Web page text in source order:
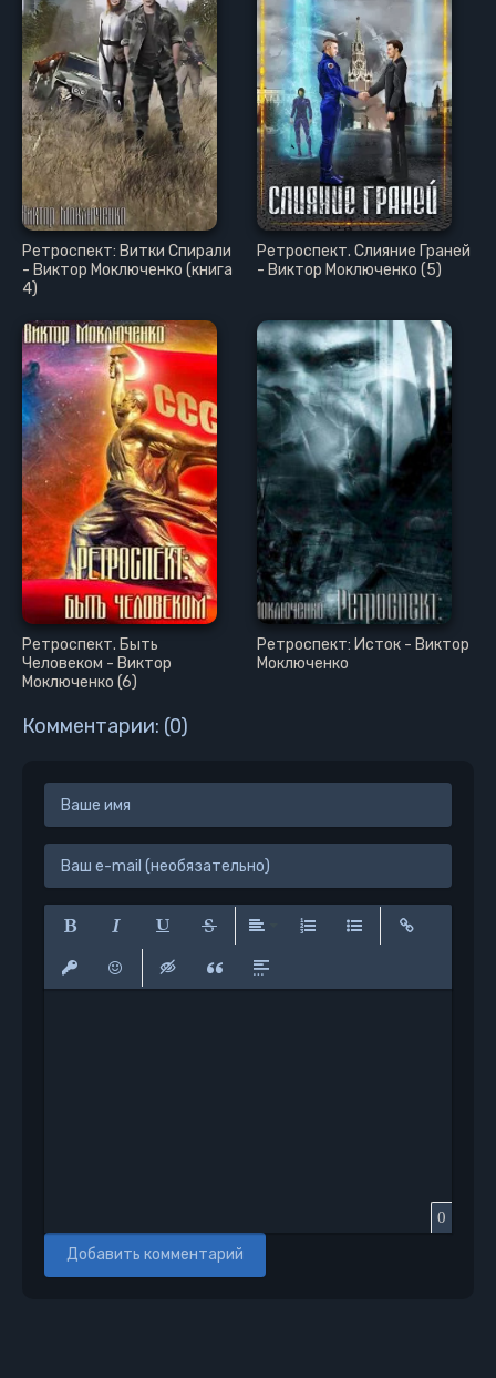
Ретроспект: Витки Спирали
- Виктор Моключенко (книга
4)
Ретроспект. Слияние Граней
- Виктор Моключенко (5)
Ретроспект. Быть
Человеком - Виктор
Моключенко (6)
Ретроспект: Исток - Виктор
Моключенко
Комментарии: (0)
Полужирный
Курсив Подчеркнутый
0
Добавить комментарий